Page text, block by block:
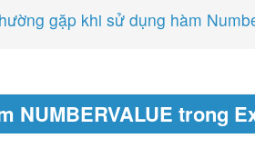
gặp khi sử dụng hàm
NUMBERVALUE trong